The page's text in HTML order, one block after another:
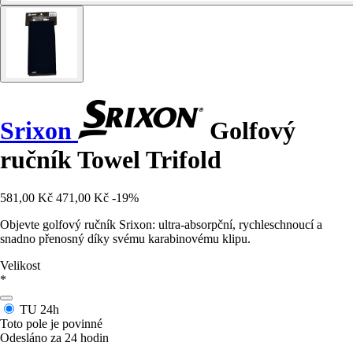
Srixon
Golfový
ručník Towel Trifold
581,00 Kč 471,00 Kč -19%
Objevte golfový ručník Srixon: ultra-absorpční, rychleschnoucí a
snadno přenosný díky svému karabinovému klipu.
Velikost
*
TU 24h
Toto pole je povinné
Odesláno za 24 hodin